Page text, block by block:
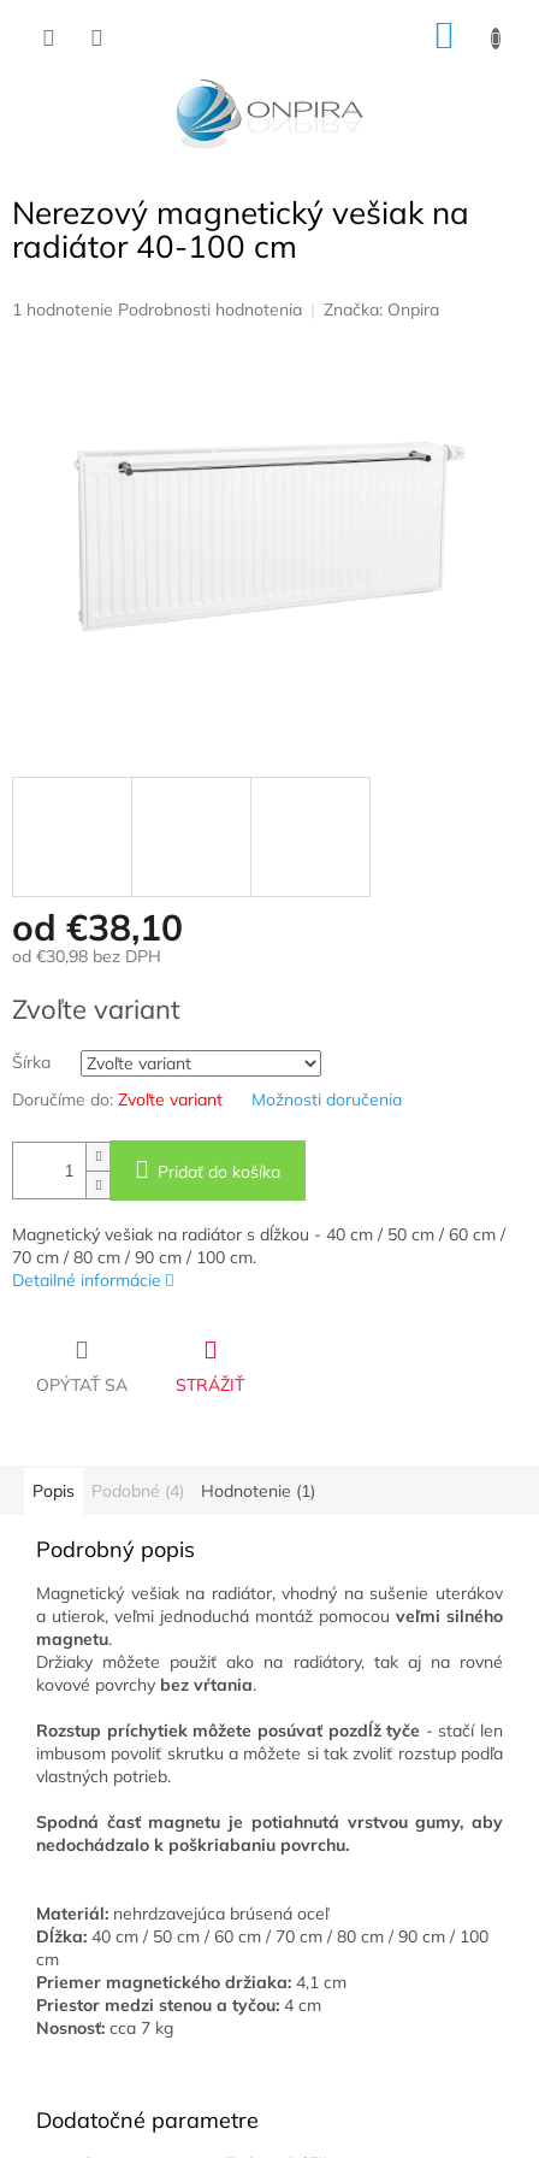
Nerezový magnetický vešiak na
radiátor 40-100 cm
Priemerné
hviezdičiek.
1 hodnotenie Podrobnosti hodnotenia Značka: Onpira
od €38,10
od €30,98 bez DPH
cena:
Zvoľte variant
Šírka
Doručíme do: Zvoľte variant Možnosti doručenia
Pridať do košíka
Magnetický vešiak na radiátor s dĺžkou - 40 cm / 50 cm / 60 cm /
70 cm / 80 cm / 90 cm / 100 cm.
Detailné informácie
OPÝTAŤ SA STRÁŽIŤ
Popis Podobné (4) Hodnotenie (1)
Podrobný popis
Magnetický vešiak na radiátor, vhodný na sušenie uterákov
a utierok, veľmi jednoduchá montáž pomocou veľmi silného
magnetu.
Držiaky môžete použiť ako na radiátory, tak aj na rovné
kovové povrchy bez vŕtania.
Rozstup príchytiek môžete posúvať pozdĺž tyče - stačí len
imbusom povoliť skrutku a môžete si tak zvoliť rozstup podľa
vlastných potrieb.
Spodná časť magnetu je potiahnutá vrstvou gumy, aby
nedochádzalo k poškriabaniu povrchu.
Materiál: nehrdzavejúca brúsená oceľ
Dĺžka: 40 cm / 50 cm / 60 cm / 70 cm / 80 cm / 90 cm / 100
cm
Priemer magnetického držiaka: 4,1 cm
Priestor medzi stenou a tyčou: 4 cm
Nosnosť: cca 7 kg
Dodatočné parametre